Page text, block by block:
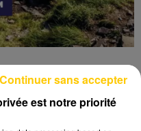
est notre priorité
Continuer sans accepter